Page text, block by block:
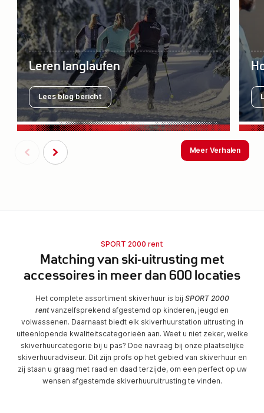
Leren langlaufen
Lees blog bericht
Meer Verhalen
SPORT 2000 rent
Matching van ski-uitrusting met
accessoires in meer dan 600 locaties
Het complete assortiment skiverhuur is bij SPORT 2000
rentvanzelfsprekend afgestemd op kinderen, jeugd en
volwassenen. Daarnaast biedt elk skiverhuurstation uitrusting in
uiteenlopende kwaliteitscategorieën aan. Weet u niet zeker, welke
skiverhuurcategorie bij u pas? Doe navraag bij onze plaatselijke
skiverhuuradviseur. Dit zijn profs op het gebied van skiverhuur en
zij staan u graag met raad en daad terzijde, om een perfect op uw
wensen afgestemde skiverhuuruitrusting te vinden.